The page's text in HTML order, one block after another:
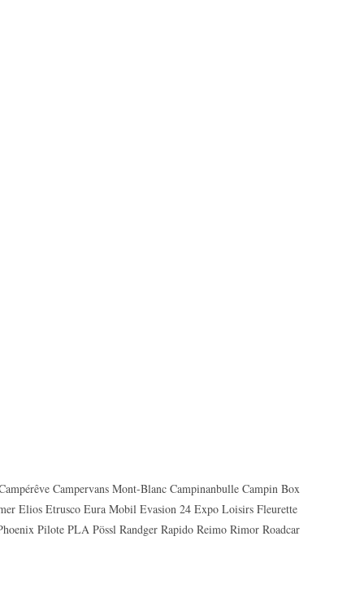
Campervans Mont-Blanc Campinanbulle Campin Box
Elios Etrusco Eura Mobil Evasion 24 Expo Loisirs Fleurette
Pilote PLA Pössl Randger Rapido Reimo Rimor Roadcar